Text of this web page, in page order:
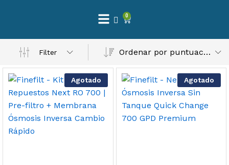
0
Filter Ordenar por puntuación media
Agotado Agotado
– Máxima Calidad En Filtración
3,900.00
al carrito